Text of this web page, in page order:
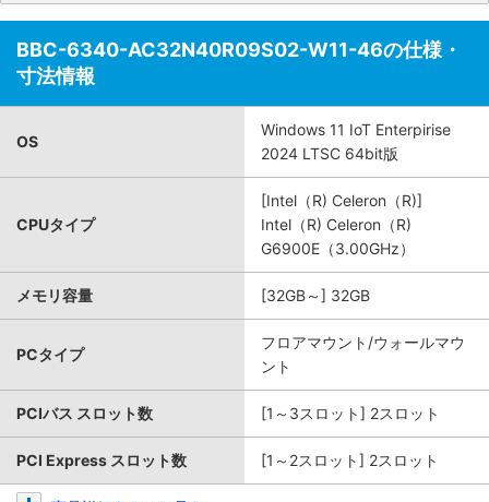
BBC-6340-AC32N40R09S02-W11-46の仕様・
寸法情報
OS
Windows 11 IoT Enterpirise
2024 LTSC 64bit版
CPUタイプ
[Intel（R) Celeron（R)]
Intel（R) Celeron（R)
G6900E（3.00GHz）
メモリ容量 [32GB～] 32GB
PCタイプ
フロアマウント/ウォールマウ
ント
PCIバス スロット数 [1～3スロット] 2スロット
PCI Express スロット数 [1～2スロット] 2スロット